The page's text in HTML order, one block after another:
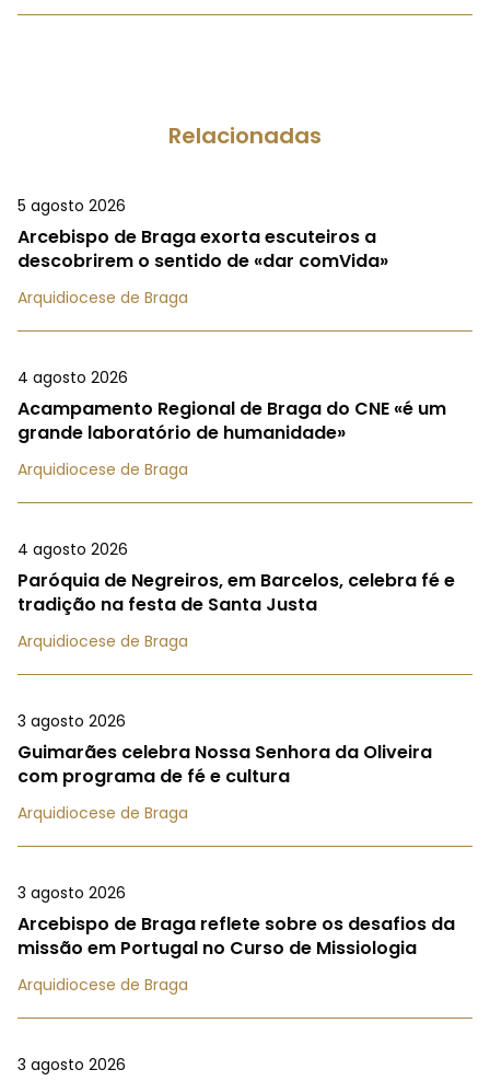
Relacionadas
5 agosto 2026
Arcebispo de Braga exorta escuteiros a
descobrirem o sentido de «dar comVida»
Arquidiocese de Braga
4 agosto 2026
Acampamento Regional de Braga do CNE «é um
grande laboratório de humanidade»
Arquidiocese de Braga
4 agosto 2026
Paróquia de Negreiros, em Barcelos, celebra fé e
tradição na festa de Santa Justa
Arquidiocese de Braga
3 agosto 2026
Guimarães celebra Nossa Senhora da Oliveira
com programa de fé e cultura
Arquidiocese de Braga
3 agosto 2026
Arcebispo de Braga reflete sobre os desafios da
missão em Portugal no Curso de Missiologia
Arquidiocese de Braga
3 agosto 2026